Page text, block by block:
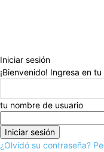
Iniciar sesión
¡Bienvenido! Ingresa en
tu nombre de usuario
¿Olvidó su contraseña?